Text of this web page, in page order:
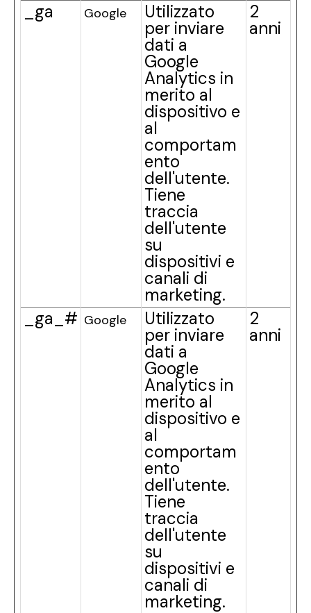
_ga
Google Utilizzato
per inviare
dati a
Google
Analytics in
merito al
dispositivo e
al
comportam
ento
dell'utente.
Tiene
traccia
dell'utente
su
dispositivi e
canali di
marketing.
2
anni
_ga_# Google Utilizzato
per inviare
dati a
Google
Analytics in
merito al
dispositivo e
al
comportam
ento
dell'utente.
Tiene
traccia
dell'utente
su
dispositivi e
canali di
marketing.
2
anni